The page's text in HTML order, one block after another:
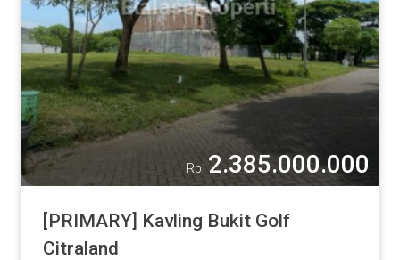
Rp 2.385.000.000
[PRIMARY] Kavling Bukit Golf
Citraland